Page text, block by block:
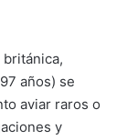
años) se
aviar raros o
y